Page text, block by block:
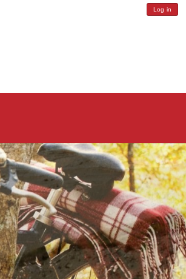
Log in